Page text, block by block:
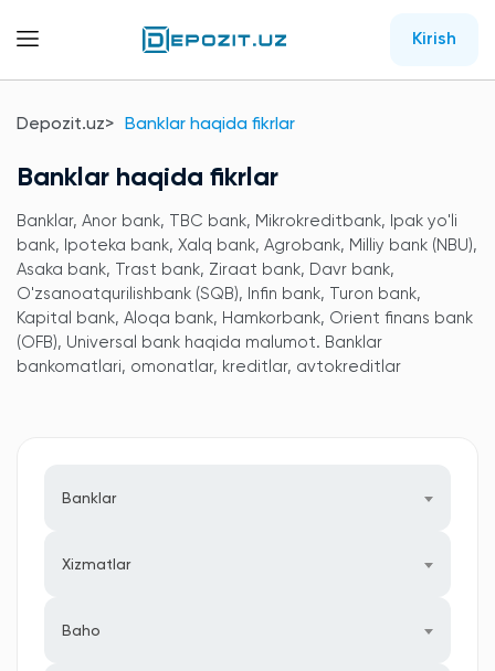
Kirish
Depozit.uz Banklar haqida fikrlar
Banklar haqida fikrlar
Banklar, Anor bank, TBC bank, Mikrokreditbank, Ipak yo'li
bank, Ipoteka bank, Xalq bank, Agrobank, Milliy bank (NBU),
Asaka bank, Trast bank, Ziraat bank, Davr bank,
O'zsanoatqurilishbank (SQB), Infin bank, Turon bank,
Kapital bank, Aloqa bank, Hamkorbank, Orient finans bank
(OFB), Universal bank haqida malumot. Banklar
bankomatlari, omonatlar, kreditlar, avtokreditlar
Banklar
Xizmatlar
Baho